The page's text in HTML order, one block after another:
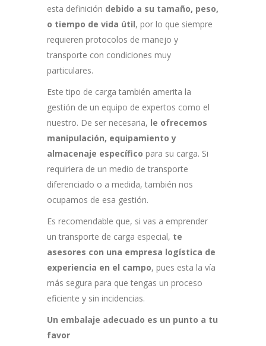
esta definición debido a su tamaño, peso,
o tiempo de vida útil, por lo que siempre
requieren protocolos de manejo y
transporte con condiciones muy
particulares.
Este tipo de carga también amerita la
gestión de un equipo de expertos como el
nuestro. De ser necesaria, le ofrecemos
manipulación, equipamiento y
almacenaje específico para su carga. Si
requiriera de un medio de transporte
diferenciado o a medida, también nos
ocupamos de esa gestión.
Es recomendable que, si vas a emprender
un transporte de carga especial, te
asesores con una empresa logística de
experiencia en el campo, pues esta la vía
más segura para que tengas un proceso
eficiente y sin incidencias.
Un embalaje adecuado es un punto a tu
favor